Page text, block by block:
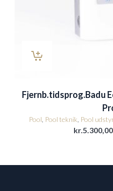
Fjernb.tidsprog.Badu
Pool Pool teknik Pool
kr. 5.300,00